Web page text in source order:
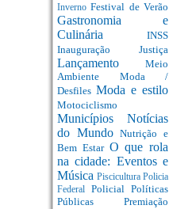
InvernoFestival de Verão
Gastronomia e
Culinária INSS
Inauguração Justiça
Lançamento Meio
Ambiente Moda /
Desfiles Moda e estilo
Motociclismo
Municípios Notícias
do MundoNutrição e
Bem Estar O que rola
na cidade: Eventos e
Música Piscicultura Policia
Federal Policial Políticas
Públicas Premiação